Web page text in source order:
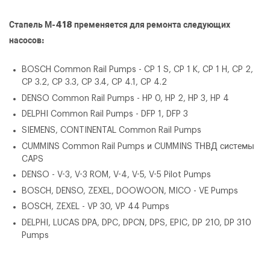
Стапель М-418 пременяется для ремонта следующих
насосов:
BOSCH Common Rail Pumps - CP 1 S, CP 1 K, CP 1 H, CP 2,
CP 3.2, CP 3.3, CP 3.4, CP 4.1, CP 4.2
DENSO Common Rail Pumps - HP 0, HP 2, HP 3, HP 4
DELPHI Common Rail Pumps - DFP 1, DFP 3
SIEMENS, CONTINENTAL Common Rail Pumps
CUMMINS Common Rail Pumps и CUMMINS ТНВД системы
CAPS
DENSO - V-3, V-3 ROM, V-4, V-5, V-5 Pilot Pumps
BOSCH, DENSO, ZEXEL, DOOWOON, MICO - VE Pumps
BOSCH, ZEXEL - VP 30, VP 44 Pumps
DELPHI, LUCAS DPA, DPC, DPCN, DPS, EPIC, DP 210, DP 310
Pumps